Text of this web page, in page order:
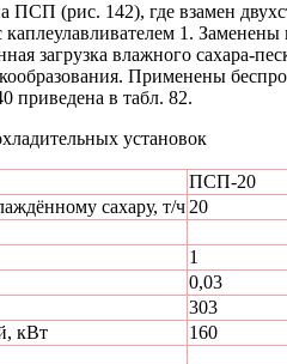
(рис. 142), где взамен
1.
загрузка влажного
Применены
в табл. 82.
установок
ПСП-20
сахару, т/ч 20
1
0,03
303
кВт
160